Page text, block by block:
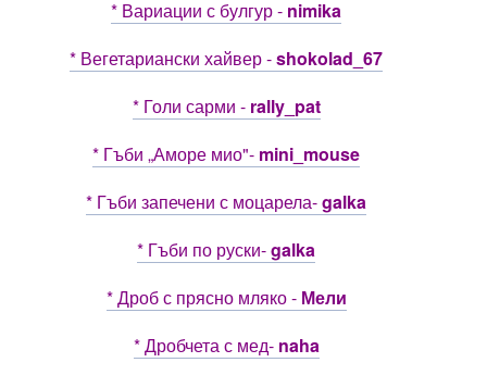
* Вариации с булгур - nimika
* Вегетариански хайвер -shokolad_67
* Голи сарми - rally_pat
* Гъби „Аморе мио"- mini_mouse
* Гъби запечени с моцарела-galka
* Гъби по руски-galka
* Дроб с прясно мляко - Мели
* Дробчета с мед- naha